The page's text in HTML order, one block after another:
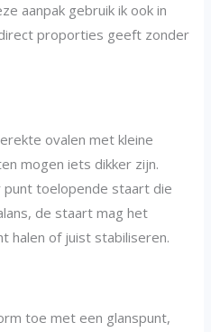
aanpak gebruik ik ook in
proporties geeft zonder
ovalen met kleine
mogen iets dikker zijn.
punt toelopende staart die
de staart mag het
halen of juist stabiliseren.
toe met een glanspunt,